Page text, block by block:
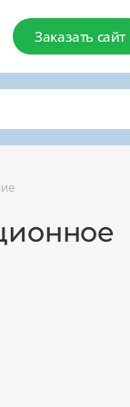
Заказать сайт